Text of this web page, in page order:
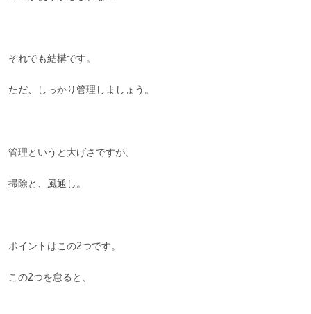
それでも結構です。
ただ、しっかり管理しましょう。
管理というと大げさですが、
掃除と、風通し。
ポイントはこの2つです。
この2つを怠ると、